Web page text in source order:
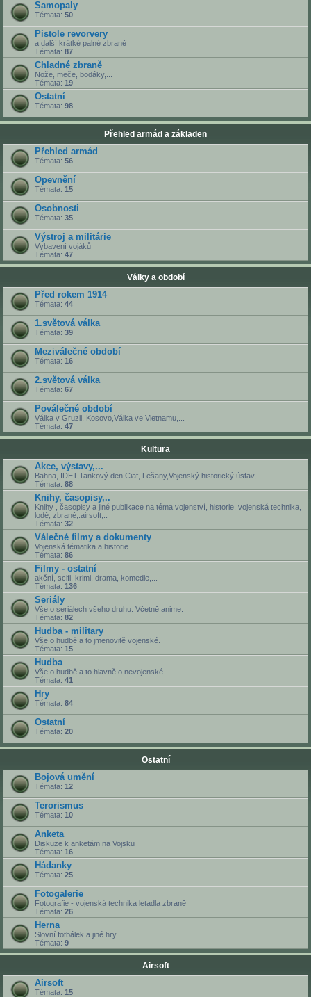
Samopaly
Témata: 50
Pistole revorvery
a další krátké palné zbraně
Témata: 87
Chladné zbraně
Nože, meče, bodáky,...
Témata: 19
Ostatní
Témata: 98
Přehled armád a základen
Přehled armád
Témata: 56
Opevnění
Témata: 15
Osobnosti
Témata: 35
Výstroj a militárie
Vybavení vojáků
Témata: 47
Války a období
Před rokem 1914
Témata: 44
1.světová válka
Témata: 39
Meziválečné období
Témata: 16
2.světová válka
Témata: 67
Poválečné období
Válka v Gruzii, Kosovo,Válka ve Vietnamu,...
Témata: 47
Kultura
Akce, výstavy,...
Bahna, IDET,Tankový den,Ciaf, Lešany,Vojenský historický ústav,...
Témata: 88
Knihy, časopisy,..
Knihy , časopisy a jiné publikace na téma vojenství, historie, vojenská technika,
lodě, zbraně,.airsoft,..
Témata: 32
Válečné filmy a dokumenty
Vojenská tématika a historie
Témata: 86
Filmy - ostatní
akční, scifi, krimi, drama, komedie,...
Témata: 136
Seriály
Vše o seriálech všeho druhu. Včetně anime.
Témata: 82
Hudba - military
Vše o hudbě a to jmenovitě vojenské.
Témata: 15
Hudba
Vše o hudbě a to hlavně o nevojenské.
Témata: 41
Hry
Témata: 84
Ostatní
Témata: 20
Ostatní
Bojová umění
Témata: 12
Terorismus
Témata: 10
Anketa
Diskuze k anketám na Vojsku
Témata: 16
Hádanky
Témata: 25
Fotogalerie
Fotografie - vojenská technika letadla zbraně
Témata: 26
Herna
Slovní fotbálek a jiné hry
Témata: 9
Airsoft
Airsoft
Témata: 15